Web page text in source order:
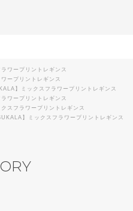
ワープリントレギンス
ープリントレギンス
】ミックスフラワープリントレギンス
ワープリントレギンス
スフラワープリントレギンス
】ミックスフラワープリントレギンス